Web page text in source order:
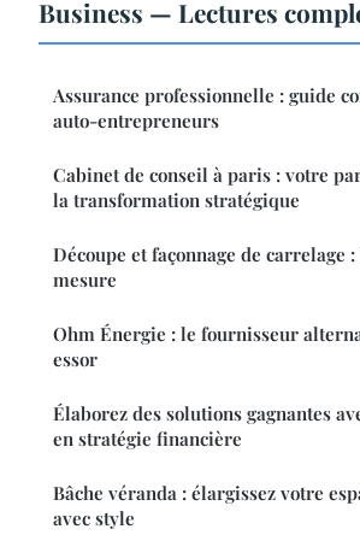
Business — Lectures
Assurance professionnelle : guide
auto-entrepreneurs
Cabinet de conseil à paris : votre
la transformation stratégique
Découpe et façonnage de carrelage
mesure
Ohm Énergie : le fournisseur
essor
Élaborez des solutions gagnantes
en stratégie financière
Bâche véranda : élargissez votre
avec style